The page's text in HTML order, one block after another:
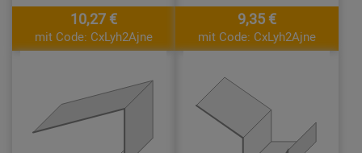
10,27 €
mit Code: CxLyh2Ajne
9,35 €
mit Code: CxLyh2Ajne